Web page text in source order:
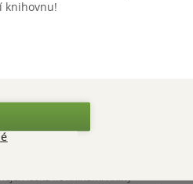
láska ke knihám. Knihy
knihovnu!